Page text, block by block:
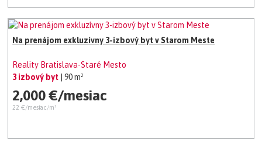
Na prenájom exkluzívny 3-izbový byt v Starom Meste
Reality Bratislava-Staré Mesto
3 izbový byt
| 90 m²
2,000 €/mesiac
22 €/mesiac/m²